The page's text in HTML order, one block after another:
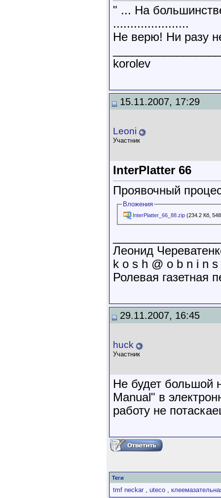
" ... На
......................
Не верю! Ни разу
korolev
15.11.2007, 17:29
Leoni
Участник
InterPlatter 66
Проявочный
Вложения
InterPlatter_66_88.zip (234.2 Кб,
Леонид
k o s h @ o b n i n
Ролевая газетная
29.11.2007, 16:45
huck
Участник
Не будет большой
Manual" в
работу не
Теги
tmf neckar , uteco ,